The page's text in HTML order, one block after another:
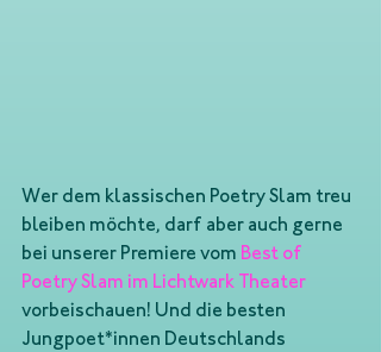
Wer dem klassischen Poetry Slam treu
bleiben möchte, darf aber auch gerne
bei unserer Premiere vom Best of
Poetry Slam im Lichtwark Theater
vorbeischauen! Und die besten
Jungpoet*innen Deutschlands